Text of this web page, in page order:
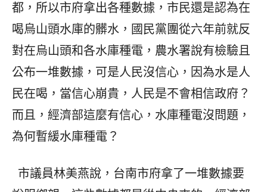
都，所以市府拿出各種數據，市民還是認為在
喝烏山頭水庫的髒水，國民黨團從六年前就反
對在烏山頭和各水庫種電，農水署說有檢驗且
公布一堆數據，可是人民沒信心，因為水是人
民在喝，當信心崩貴，人民是不會相信政府？
而且，經濟部這麼有信心，水庫種電沒問題，
為何暫緩水庫種電？
市議員林美燕說，台南市府拿了一堆數據要